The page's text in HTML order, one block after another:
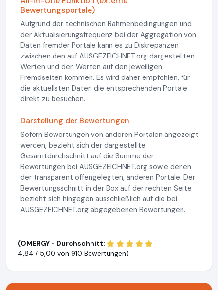
Bewertungsportale)
Aufgrund der technischen Rahmenbedingungen und
der Aktualisierungsfrequenz bei der Aggregation von
Daten fremder Portale kann es zu Diskrepanzen
zwischen den auf AUSGEZEICHNET.org dargestellten
Werten und den Werten auf den jeweiligen
Fremdseiten kommen. Es wird daher empfohlen, für
die aktuellsten Daten die entsprechenden Portale
direkt zu besuchen.
Darstellung der Bewertungen
Sofern Bewertungen von anderen Portalen angezeigt
werden, bezieht sich der dargestellte
Gesamtdurchschnitt auf die Summe der
Bewertungen bei AUSGEZEICHNET.org sowie denen
der transparent offengelegten, anderen Portale. Der
Bewertungsschnitt in der Box auf der rechten Seite
bezieht sich hingegen ausschließlich auf die bei
AUSGEZEICHNET.org abgegebenen Bewertungen.
(OMERGY - Durchschnitt:
4,84 / 5,00 von 910 Bewertungen)